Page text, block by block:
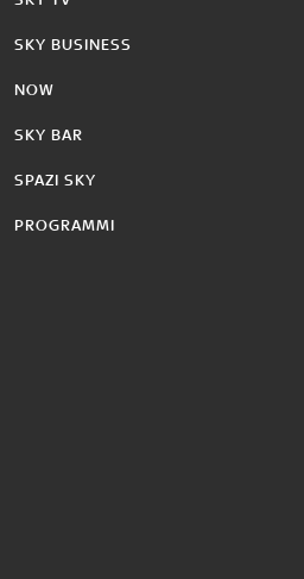
SKY BUSINESS
NOW
SKY BAR
SPAZI SKY
PROGRAMMI